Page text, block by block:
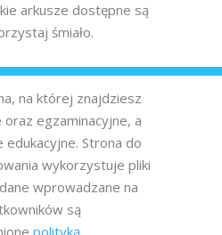
arkusze dostępne są
śmiało.
na której znajdziesz
egzaminacyjne, a
edukacyjne. Strona do
wykorzystuje pliki
wprowadzane na
są
polityką